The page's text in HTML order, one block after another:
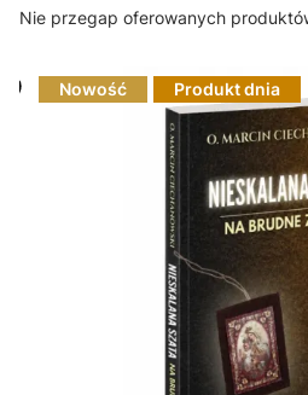
Nie przegap oferowanych
Nowość Produkt dnia